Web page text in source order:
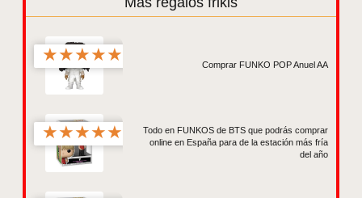
★★★★★
Comprar FUNKO POP Anuel AA
★★★★★
Todo en FUNKOS de BTS que podrás comprar
online en España para de la estación más fría
del año